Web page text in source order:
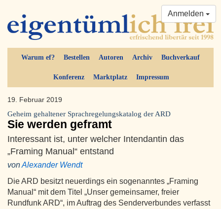
Warum ef? Bestellen Autoren Archiv Buchverkauf
Konferenz Marktplatz Impressum
Anmelden
19. Februar 2019
Geheim gehaltener Sprachregelungskatalog der ARD
Sie werden geframt
Interessant ist, unter welcher Intendantin das
„Framing Manual“ entstand
vonAlexander Wendt
Die ARD besitzt neuerdings ein sogenanntes „Framing
Manual“ mit dem Titel „Unser gemeinsamer, freier
Rundfunk ARD“, im Auftrag des Senderverbundes verfasst